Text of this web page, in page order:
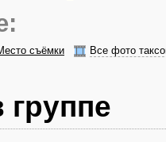
съёмки
Все фото